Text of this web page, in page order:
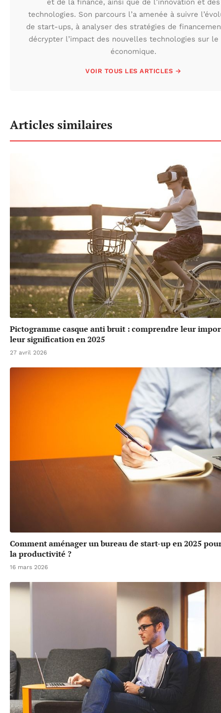
technologies. Son parcours l’a amenée à suivre
de start-ups, à analyser des stratégies de
décrypter l’impact des nouvelles technologies sur le
économique.
VOIR TOUS LES ARTICLES →
Articles similaires
Pictogramme casque anti bruit : comprendre leur
leur signification en 2025
27 avril 2026
Comment aménager un bureau de start-up en 2025
la productivité ?
16 mars 2026